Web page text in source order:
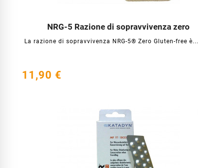
NRG-5 Razione di sopravvivenza zero
La razione di sopravvivenza NRG-5® Zero Gluten-free è...
   
11,90 €